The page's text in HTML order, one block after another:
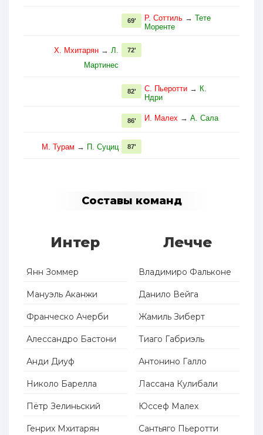
Р. Соттиль → Тете
Моренте
69'
Х. Мхитарян → Л.
Мартинес
72'
С. Пьеротти → К.
Ндри
82'
И. Малех → А. Сала
86'
М. Турам → П. Суциц 87'
Составы команд
Интер
Янн Зоммер
Мануэль Аканжи
Франческо Ачерби
Алессандро Бастони
Анди Диуф
Николо Барелла
Пётр Зелиньский
Генрих Мхитарян
Лечче
Владимиро Фальконе
Данило Вейга
Жамиль Зиберт
Тиаго Габриэль
Антонино Галло
Лассана Кулибали
Юссеф Малех
Сантьяго Пьеротти